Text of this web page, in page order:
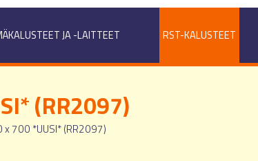
JA -LAITTEET RST-KALUSTEET
(RR2097)
700 *UUSI* (RR2097)